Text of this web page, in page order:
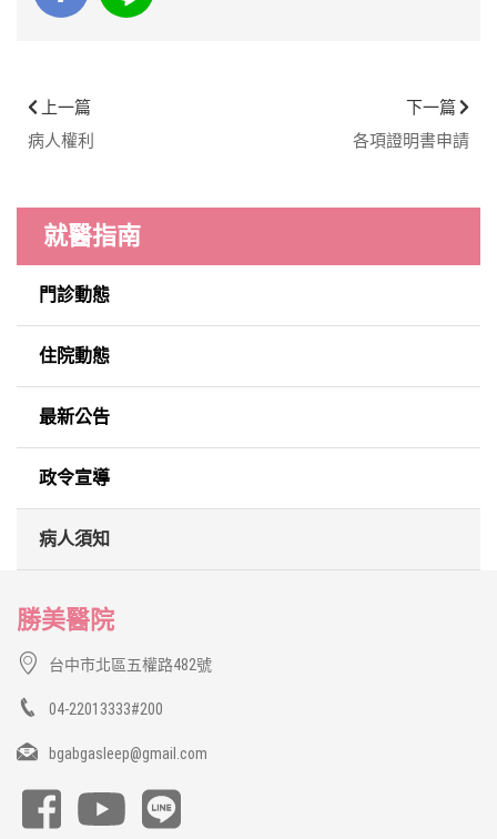
上一篇
病人權利
下一篇
各項證明書申請
就醫指南
門診動態
住院動態
最新公告
政令宣導
病人須知
勝美醫院
台中市北區五權路482號
04-22013333#200
bgabgasleep@gmail.com